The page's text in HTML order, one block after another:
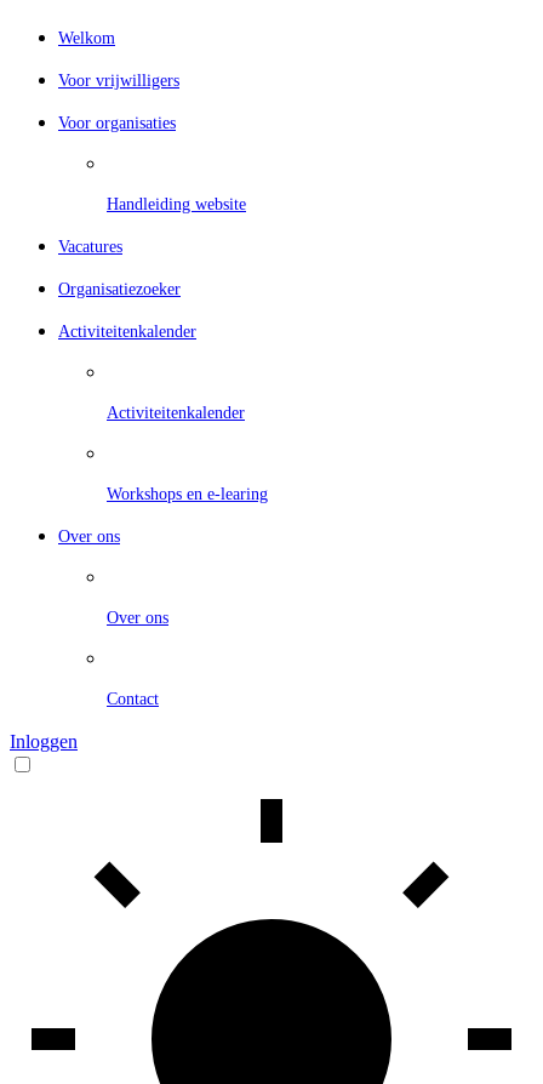
Welkom
Voor vrijwilligers
Voor organisaties
Handleiding website
Vacatures
Organisatiezoeker
Activiteitenkalender
Activiteitenkalender
Workshops en e-learing
Over ons
Over ons
Contact
Inloggen